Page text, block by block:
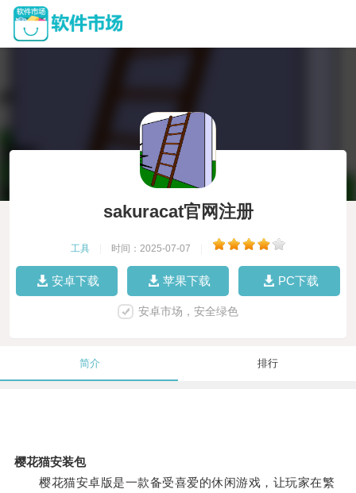
sakuracat官网注册
工具 时间：2025-07-07
安卓下载 苹果下载 PC下载
安卓市场，安全绿色
简介 排行
樱花猫安装包
樱花猫安卓版是一款备受喜爱的休闲游戏，让玩家在繁